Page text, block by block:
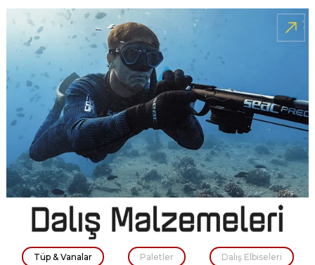
BUSHNELL 4.5-30X50
TUFEK DURBUNU
₺71.347
₺75.103
BUSHNELL 6-24X50 MIL
DOTLU TUFEK
DURBUNU(30MM)
₺83.814
₺88.225
Tüp & Vanalar Paletler Dalış Elbiseleri